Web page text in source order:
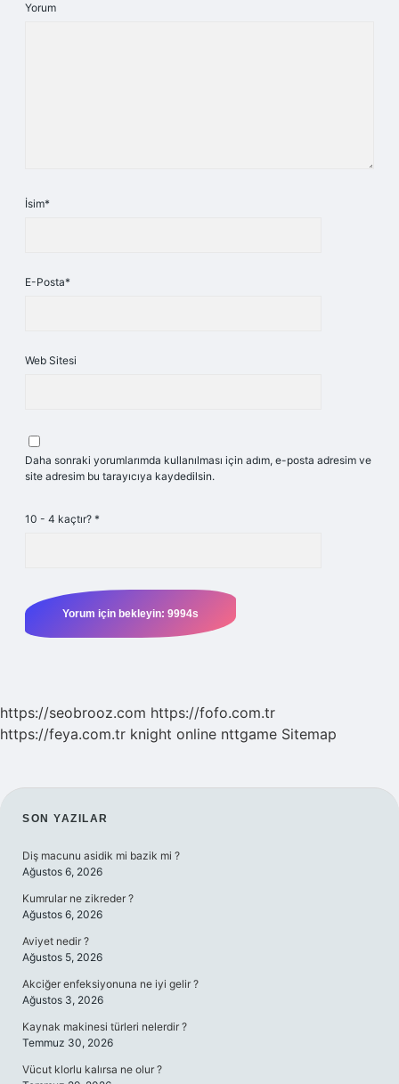
Yorum
İsim*
E-Posta*
Web Sitesi
Daha sonraki yorumlarımda kullanılması için adım, e-posta adresim ve
site adresim bu tarayıcıya kaydedilsin.
10 - 4 kaçtır? *
https://seobrooz.com https://fofo.com.tr
https://feya.com.tr knight online nttgame Sitemap
SIDEBAR
SON YAZILAR
Diş macunu asidik mi bazik mi ?
Ağustos 6, 2026
Kumrular ne zikreder ?
Ağustos 6, 2026
Aviyet nedir ?
Ağustos 5, 2026
Akciğer enfeksiyonuna ne iyi gelir ?
Ağustos 3, 2026
Kaynak makinesi türleri nelerdir ?
Temmuz 30, 2026
Vücut klorlu kalırsa ne olur ?